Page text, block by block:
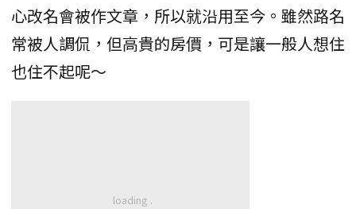
心改名會被作文章，所以就沿用至今。雖然路名
常被人調侃，但高貴的房價，可是讓一般人想住
也住不起呢～